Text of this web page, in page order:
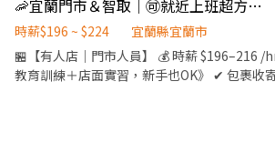
約電話面試📞 2️⃣ 書面審核：快速評估您的合適
線上報到：填寫表單並加入門市群組，準備上
額有限，投遞請快！安排面試請守時別放鳥喔
店到店工作內容調整 5. 須配合鄰近有人店門
照🔔 ⸻⸻⸻⸻ ✅工作時間： 🔹早
12:00、07:30-12:30、08:00-13:00、08:30-
22:30、17:30-23:30、18:30-22:30、18:30-
🦐宜蘭門市＆智取｜🉑就近上班超方便｜🉑免到場面試
時薪$196 ~ $224
宜蘭縣宜蘭市
🏪【有人店｜門市人員】 💰 時薪 $196–216 /
教育訓練＋店面實習，新手也OK》 ✔ 包裹收